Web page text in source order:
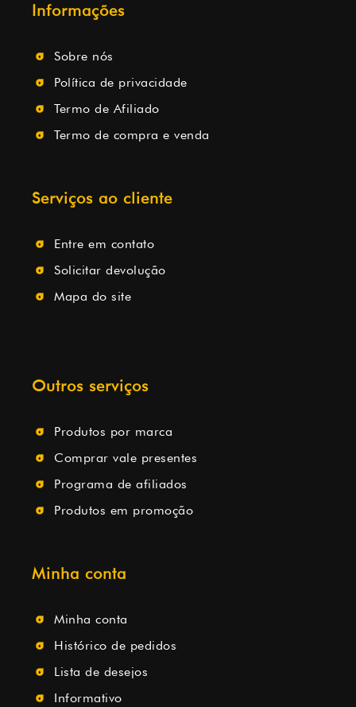
Informações
Sobre nós
Política de privacidade
Termo de Afiliado
Termo de compra e venda
Serviços ao cliente
Entre em contato
Solicitar devolução
Mapa do site
Outros serviços
Produtos por marca
Comprar vale presentes
Programa de afiliados
Produtos em promoção
Minha conta
Minha conta
Histórico de pedidos
Lista de desejos
Informativo